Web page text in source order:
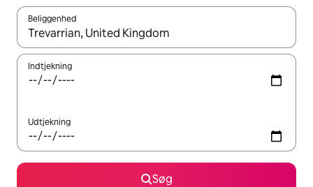
Beliggenhed
Når resultaterne er tilgængelige, skal du navigere med
Indtjekning
Udtjekning
Søg